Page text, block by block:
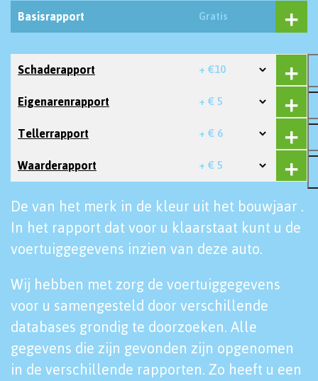
Basisrapport Gratis
Schaderapport + €10
Eigenarenrapport + € 5
Tellerrapport + € 6
Waarderapport + € 5
De van het merk in de kleur uit het bouwjaar .
In het rapport dat voor u klaarstaat kunt u de
voertuiggegevens inzien van deze auto.
Wij hebben met zorg de voertuiggegevens
voor u samengesteld door verschillende
databases grondig te doorzoeken. Alle
gegevens die zijn gevonden zijn opgenomen
in de verschillende rapporten. Zo heeft u een